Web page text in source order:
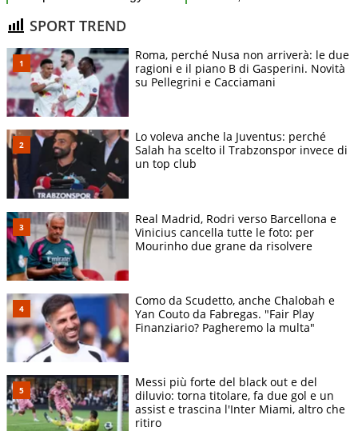
SPORT TREND
Roma, perché Nusa non arriverà: le due
ragioni e il piano B di Gasperini. Novità
su Pellegrini e Cacciamani
Lo voleva anche la Juventus: perché
Salah ha scelto il Trabzonspor invece di
un top club
Real Madrid, Rodri verso Barcellona e
Vinicius cancella tutte le foto: per
Mourinho due grane da risolvere
Como da Scudetto, anche Chalobah e
Yan Couto da Fabregas. "Fair Play
Finanziario? Pagheremo la multa"
Messi più forte del black out e del
diluvio: torna titolare, fa due gol e un
assist e trascina l'Inter Miami, altro che
ritiro